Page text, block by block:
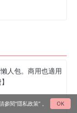
人包。商用也適用
參閱“隱私政策”。 OK